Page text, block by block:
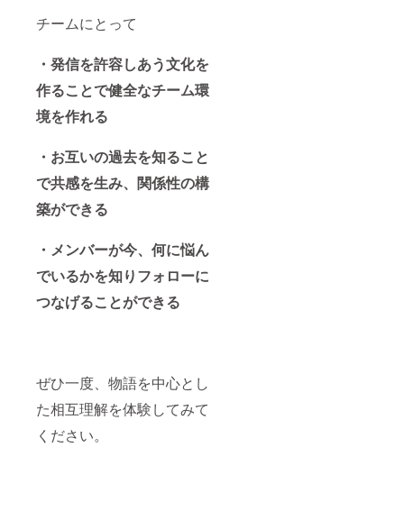
チームにとって
・発信を許容しあう文化を
作ることで健全なチーム環
境を作れる
・お互いの過去を知ること
で共感を生み、関係性の構
築ができる
・メンバーが今、何に悩ん
でいるかを知りフォローに
つなげることができる
ぜひ一度、物語を中心とし
た相互理解を体験してみて
ください。